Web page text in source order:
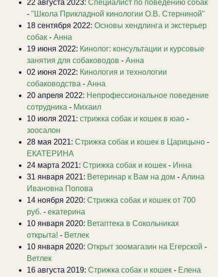
22 августа 2023: Специалист по поведению собак
- "Школа Прикладной кинологии О.В. Стерниной"
18 сентября 2022: Основы хендлинга и экстерьер
собак - Анна
19 июня 2022: Кинолог: консультации и курсовые
занятия для собаководов - Анна
02 июня 2022: Кинология и технологии
собаководства - Анна
20 апреля 2022: Непрофессиональное поведение
сотрудника - Михаил
10 июля 2021: стрижка собак и кошек в юао -
зоосалон
28 мая 2021: Стрижка собак и кошек в Царицыно -
ЕКАТЕРИНА
24 марта 2021: Стрижка собак и кошек - Инна
31 января 2021: Ветеринар к Вам на дом - Алина
Ивановна Попова
14 ноября 2020: Стрижка собак и кошек от 700
руб. - екатерина
10 января 2020: Ветаптека в Сокольниках
открыта! - Ветлек
10 января 2020: Открыт зоомагазин на Егерской -
Ветлек
16 августа 2019: Стрижка собак и кошек - Елена